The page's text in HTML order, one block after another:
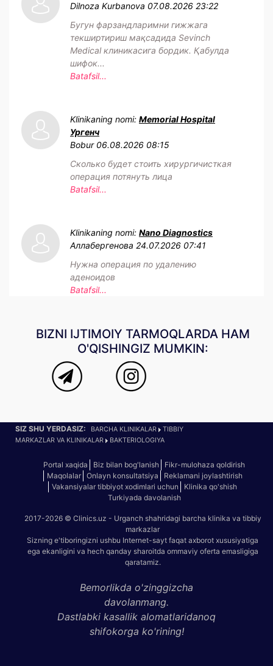
Dilnoza Kurbanova 07.08.2026 23:22
Бугун фарзандларимни гижжага
текширтириш мақсадида Sevinch
Medical клиникасига бордик. Қабулда
шифок...
Batafsil...
Klinikaning nomi: Memorial Hospital
Ургенч
Bobur 06.08.2026 08:15
Сколько будет стоить хирургичисткая
операция потянуть лица
Batafsil...
Klinikaning nomi: Nano Diagnostics
Аллабергенова 24.07.2026 07:41
Нужна операция по удалению
аденоидов
Batafsil...
BIZNI IJTIMOIY TARMOQLARDA HAM
O'QISHINGIZ MUMKIN:
SIZ SHU YERDASIZ: BARCHA KLINIKALAR
TIBBIY
MARKAZLAR VA KLINIKALAR
BAKTERIOLOGIYA
Portal xaqida Biz bilan bog'lanish
Fikr-mulohaza qoldirish
Maqolalar
Onlayn konsultatsiya
Reklamani joylashtirish
Vakansiyalar tibbiyot xodimlari uchun
Klinika qo'shish
Turkiyada davolanish
2017-2026 © Clinics.uz - Urganch shahridagi barcha klinika va tibbiy
markazlar
Sizning e'tiboringizni ushbu Internet-sayt faqat axborot xususiyatiga
ega ekanligini va hech qanday sharoitda ommaviy oferta emasligiga
qaratamiz.
Bemorlikda o'zinggizcha
davolanmang.
Dastlabki kasallik alomatlaridanoq
shifokorga ko'rining!